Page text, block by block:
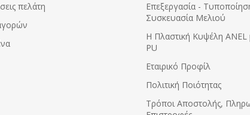
πελάτη
Επεξεργασία -
Συσκευασία Μελιού
Η Πλαστική Κυψέλη
PU
Εταιρικό Προφίλ
Πολιτική Ποιότητας
Τρόποι Αποστολής,